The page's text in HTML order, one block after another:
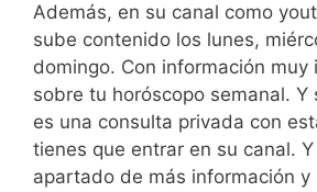
Además, en su canal como
sube contenido los lunes,
domingo. Con información muy
sobre tu horóscopo semanal. Y
es una consulta privada con
tienes que entrar en su canal.
apartado de más información y